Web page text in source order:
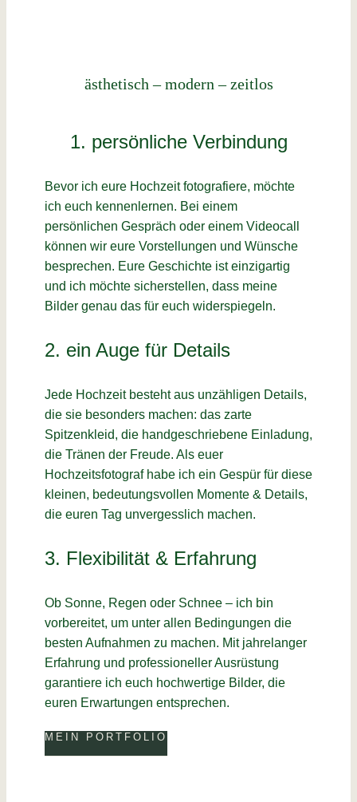
ästhetisch – modern – zeitlos
1. persönliche Verbindung
Bevor ich eure Hochzeit fotografiere, möchte
ich euch kennenlernen. Bei einem
persönlichen Gespräch oder einem Videocall
können wir eure Vorstellungen und Wünsche
besprechen. Eure Geschichte ist einzigartig
und ich möchte sicherstellen, dass meine
Bilder genau das für euch widerspiegeln.
2. ein Auge für Details
Jede Hochzeit besteht aus unzähligen Details,
die sie besonders machen: das zarte
Spitzenkleid, die handgeschriebene Einladung,
die Tränen der Freude. Als euer
Hochzeitsfotograf habe ich ein Gespür für diese
kleinen, bedeutungsvollen Momente & Details,
die euren Tag unvergesslich machen.
3. Flexibilität & Erfahrung
Ob Sonne, Regen oder Schnee – ich bin
vorbereitet, um unter allen Bedingungen die
besten Aufnahmen zu machen. Mit jahrelanger
Erfahrung und professioneller Ausrüstung
garantiere ich euch hochwertige Bilder, die
euren Erwartungen entsprechen.
MEIN PORTFOLIO